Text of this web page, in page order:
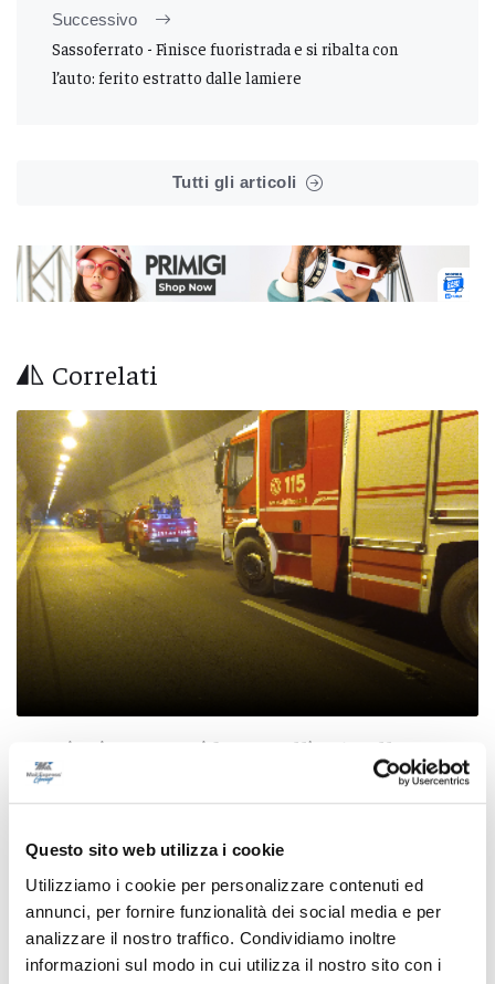
Questo sito web utilizza i cookie
Utilizziamo i cookie per personalizzare contenuti ed
annunci, per fornire funzionalità dei social media e per
analizzare il nostro traffico. Condividiamo inoltre
informazioni sul modo in cui utilizza il nostro sito con i
Successivo
Sassoferrato - Finisce fuoristrada e si ribalta con
l’auto: ferito estratto dalle lamiere
Tutti gli articoli
Correlati
Martinsicuro - Incidente sull’A14 nella
galleria Colle di Marzio: tre giovani feriti, uno
trasportato in elisoccorso ad Ancona